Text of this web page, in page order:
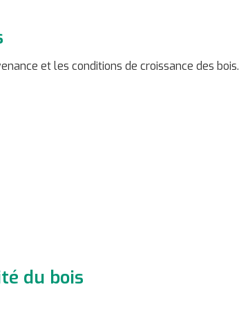
et les conditions de croissance des bois.
du bois